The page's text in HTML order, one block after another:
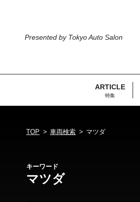
Presented by Tokyo Auto Salon
ARTICLE
特集
TOP 車両検索 マツダ
キーワード
マツダ